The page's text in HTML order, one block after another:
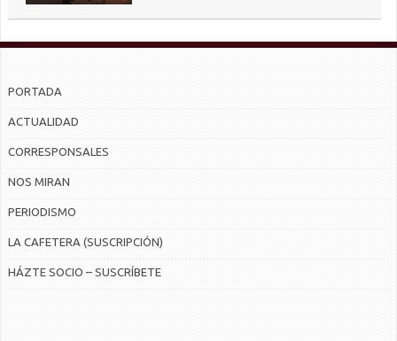
PORTADA
ACTUALIDAD
CORRESPONSALES
NOS MIRAN
PERIODISMO
LA CAFETERA (SUSCRIPCIÓN)
HÁZTE SOCIO – SUSCRÍBETE